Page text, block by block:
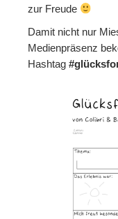
zur Freude
Damit nicht nur
Medienpräsenz
Hashtag